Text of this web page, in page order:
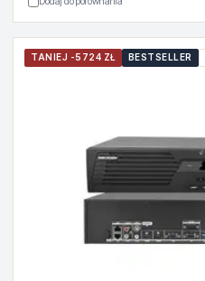
TANIEJ -5724 ZŁ BESTSELLER